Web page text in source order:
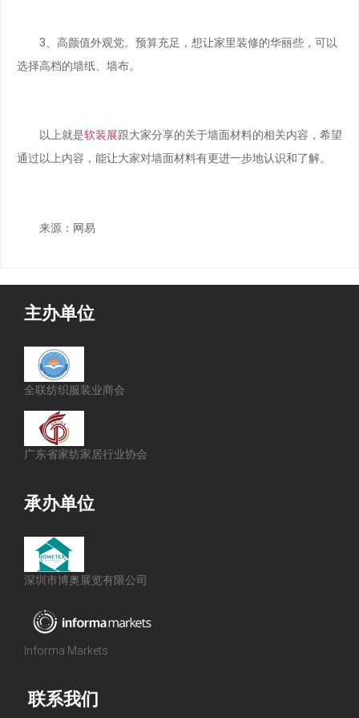
3、高颜值外观党。预算充足，想让家里装修的华丽些，可以
选择高档的墙纸、墙布。
以上就是软装展跟大家分享的关于墙面材料的相关内容，希望
通过以上内容，能让大家对墙面材料有更进一步地认识和了解。
来源：网易
主办单位
全联纺织服装业商会
广东省家纺家居行业协会
承办单位
深圳市博奥展览有限公司
Informa Markets
联系我们